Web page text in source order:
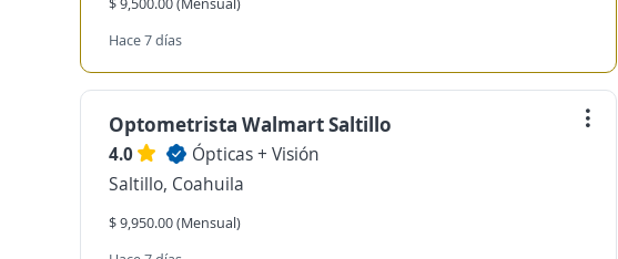
Hace 7 días
Optometrista Walmart Saltillo
4.0
Ópticas + Visión
Saltillo, Coahuila
$ 9,950.00 (Mensual)